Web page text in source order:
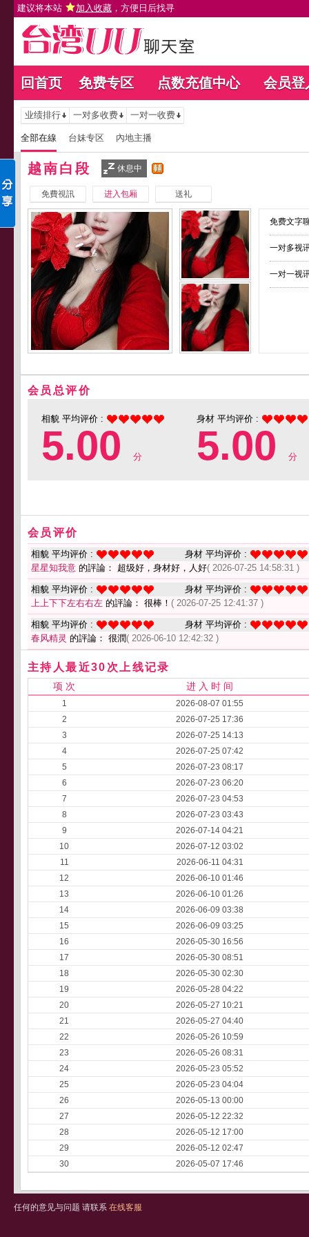
建议将本站 加入收藏 ，方便日后找寻
回首页 免费专区 点数充值中心 会员登
业绩排行 一对多收费 一对一收费
全部在線 台妹专区 內地主播
越南白段 休息中
免費視訊 进入包厢 送礼
免费文字
一对多视
一对一视
会员总评价
相貌 平均评价 :
5.00 分
身材 平均评价 :
5.00 分
会员评价
相貌 平均评价 :
身材 平均评价 :
星星知我意 的評論： 超级好，身材好，人好( 2026-07-25 14:58:31 )
相貌 平均评价 :
身材 平均评价 :
上上下下左右右左 的評論： 很棒！ ( 2026-07-25 12:41:37 )
相貌 平均评价 :
身材 平均评价 :
春风精灵 的評論： 很潤( 2026-06-10 12:42:32 )
主持人最近30次上线记录
项 次 进 入 时 间
1
2026-08-07 01:55
2
2026-07-25 17:36
3
2026-07-25 14:13
4
2026-07-25 07:42
5
2026-07-23 08:17
6
2026-07-23 06:20
7
2026-07-23 04:53
8
2026-07-23 03:43
9
2026-07-14 04:21
10
2026-07-12 03:02
11
2026-06-11 04:31
12
2026-06-10 01:46
13
2026-06-10 01:26
14
2026-06-09 03:38
15
2026-06-09 03:25
16
2026-05-30 16:56
17
2026-05-30 08:51
18
2026-05-30 02:30
19
2026-05-28 04:22
20
2026-05-27 10:21
21
2026-05-27 04:40
22
2026-05-26 10:59
23
2026-05-26 08:31
24
2026-05-23 05:52
25
2026-05-23 04:04
26
2026-05-13 00:00
27
2026-05-12 22:32
28
2026-05-12 17:00
29
2026-05-12 02:47
30
2026-05-07 17:46
任何的意见与问题 请联系 在线客服